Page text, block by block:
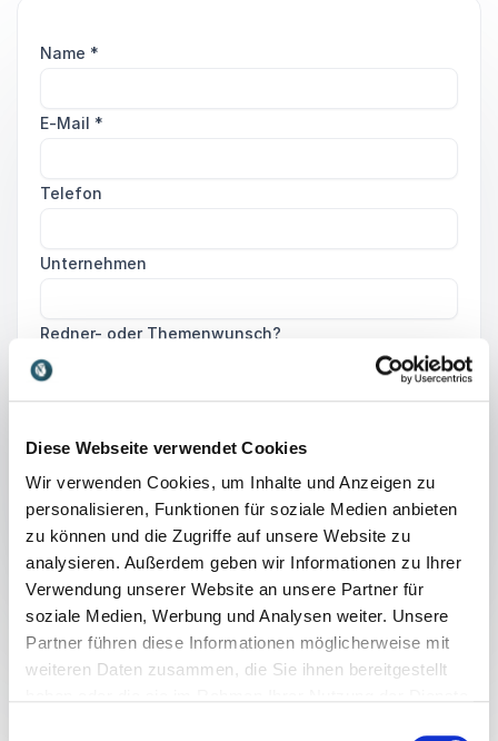
Diese Webseite verwendet Cookies
Wir verwenden Cookies, um Inhalte und Anzeigen zu
personalisieren, Funktionen für soziale Medien anbieten
zu können und die Zugriffe auf unsere Website zu
analysieren. Außerdem geben wir Informationen zu Ihrer
Verwendung unserer Website an unsere Partner für
soziale Medien, Werbung und Analysen weiter. Unsere
Partner führen diese Informationen möglicherweise mit
weiteren Daten zusammen, die Sie ihnen bereitgestellt
Name *
E-Mail *
Telefon
Unternehmen
Redner- oder Themenwunsch?
Senden Ihrer Anfrage!
Was zeichnet